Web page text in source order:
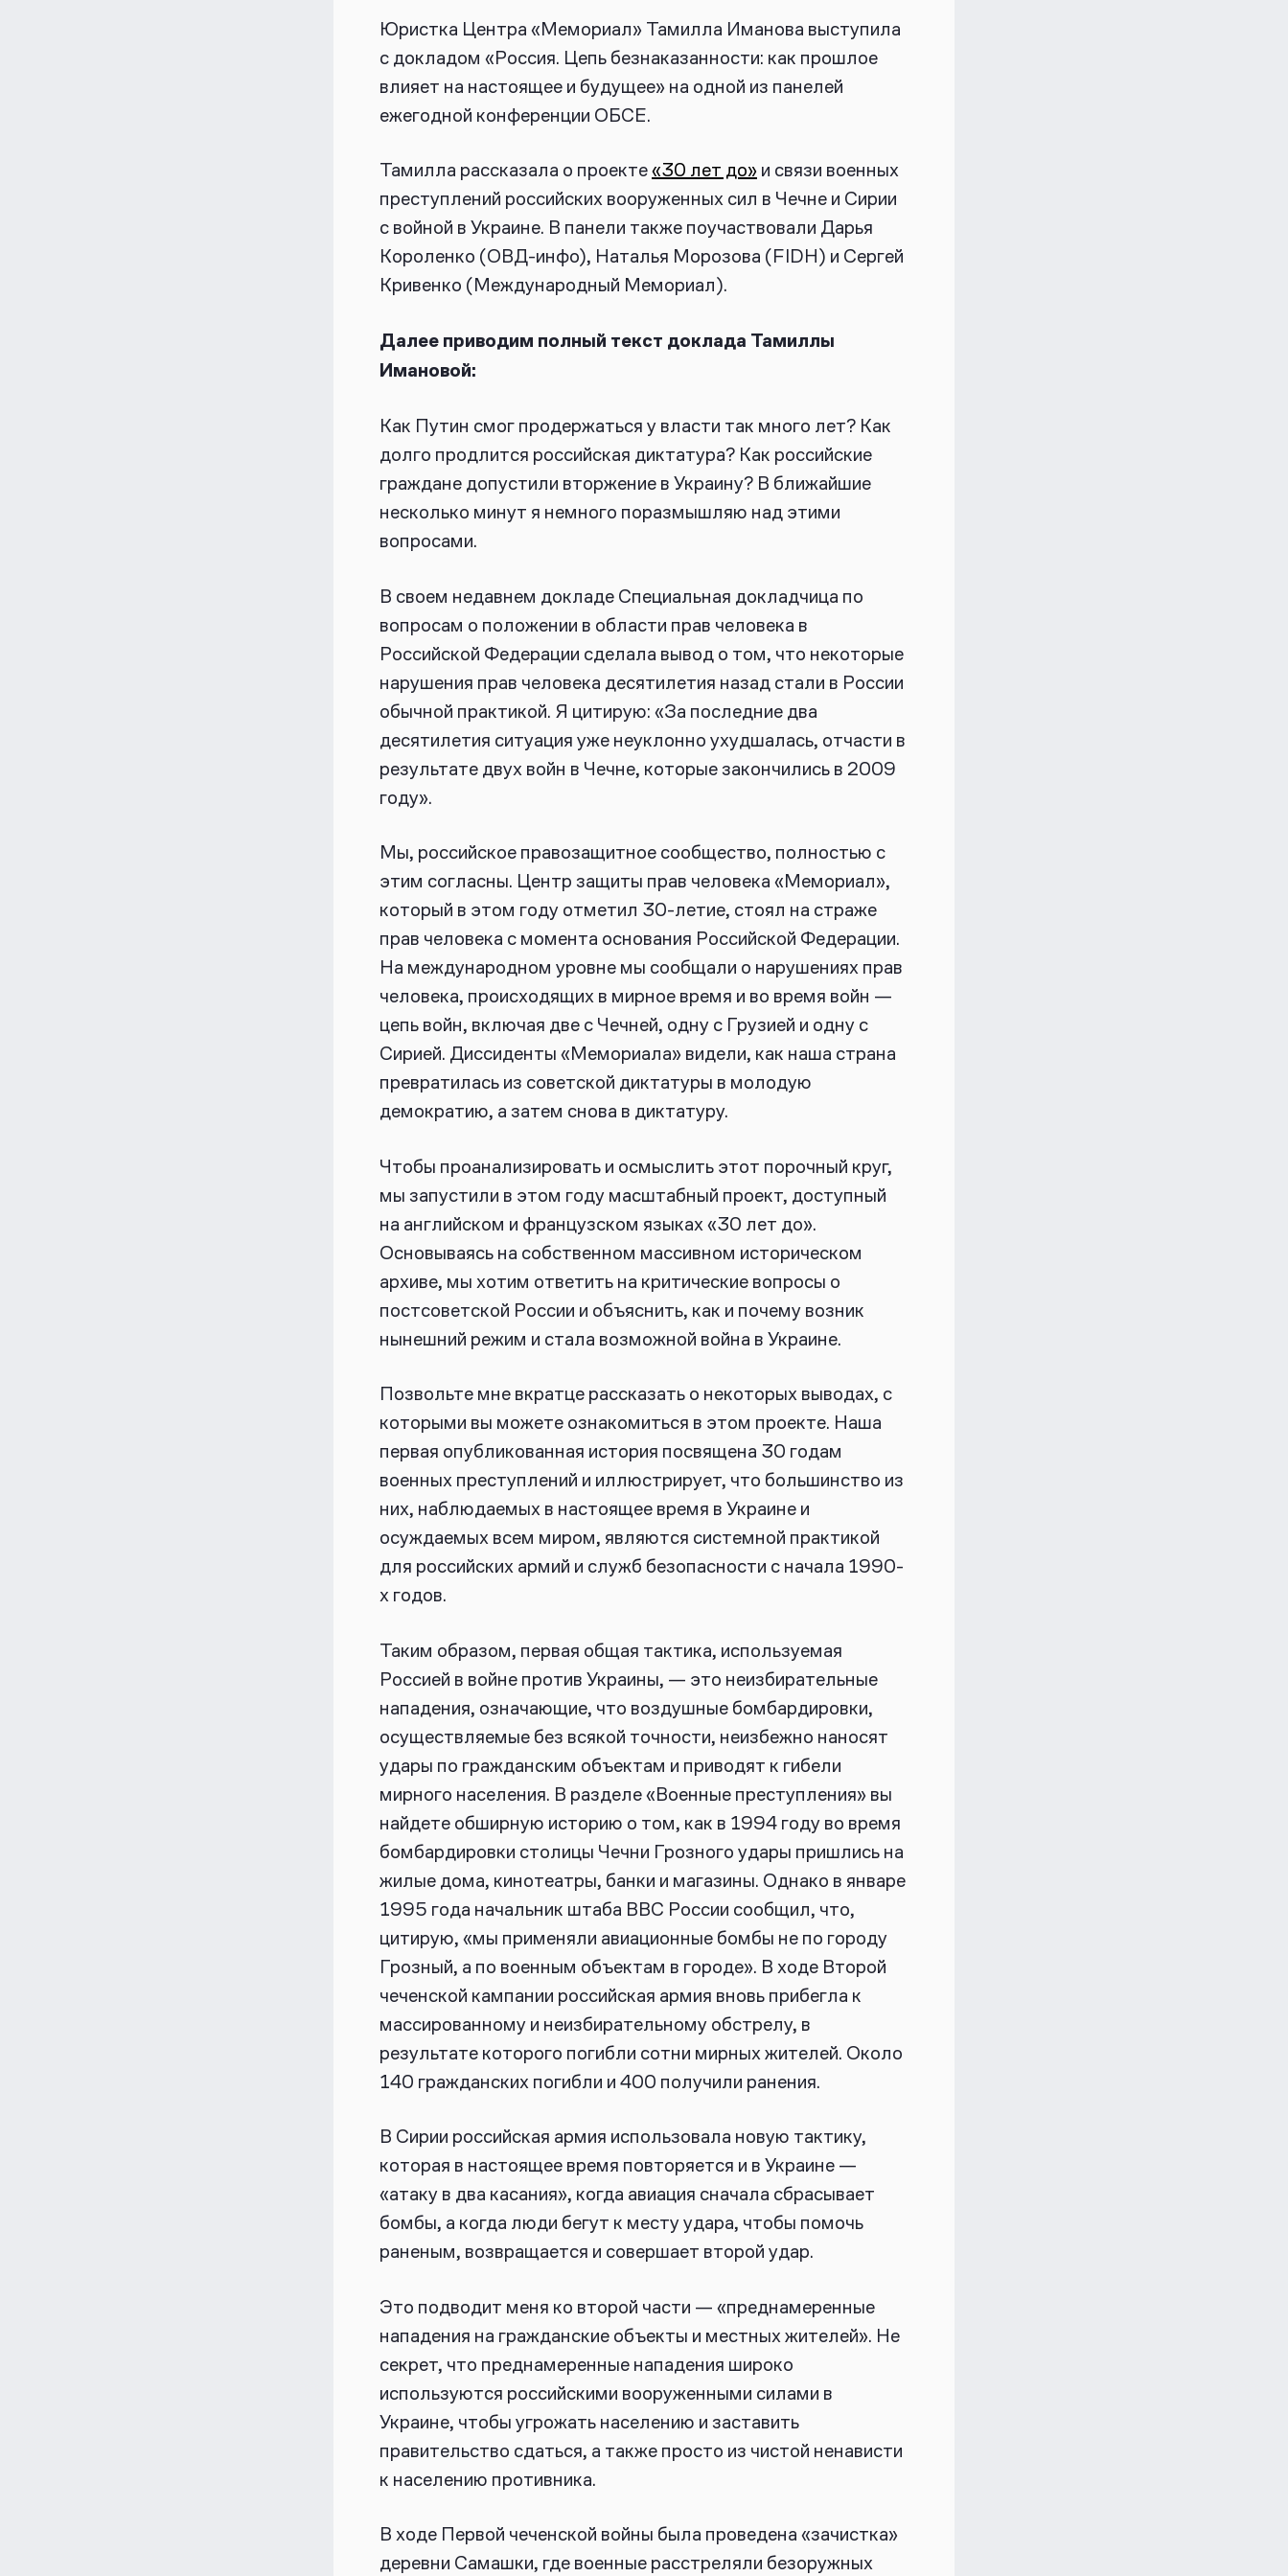
Юристка Центра «Мемориал» Тамилла Иманова выступила
с докладом «Россия. Цепь безнаказанности: как прошлое
влияет на настоящее и будущее» на одной из панелей
ежегодной конференции ОБСЕ.
Тамилла рассказала о проекте«30 лет до» и связи военных
преступлений российских вооруженных сил в Чечне и Сирии
с войной в Украине. В панели также поучаствовали Дарья
Короленко (ОВД-инфо), Наталья Морозова (FIDH) и Сергей
Кривенко (Международный Мемориал).
Далее приводим полный текст доклада Тамиллы
Имановой:
Как Путин смог продержаться у власти так много лет? Как
долго продлится российская диктатура? Как российские
граждане допустили вторжение в Украину? В ближайшие
несколько минут я немного поразмышляю над этими
вопросами.
В своем недавнем докладе Специальная докладчица по
вопросам о положении в области прав человека в
Российской Федерации сделала вывод о том, что некоторые
нарушения прав человека десятилетия назад стали в России
обычной практикой. Я цитирую: «За последние два
десятилетия ситуация уже неуклонно ухудшалась, отчасти в
результате двух войн в Чечне, которые закончились в 2009
году».
Мы, российское правозащитное сообщество, полностью с
этим согласны. Центр защиты прав человека «Мемориал»,
который в этом году отметил 30-летие, стоял на страже
прав человека с момента основания Российской Федерации.
На международном уровне мы сообщали о нарушениях прав
человека, происходящих в мирное время и во время войн —
цепь войн, включая две с Чечней, одну с Грузией и одну с
Сирией. Диссиденты «Мемориала» видели, как наша страна
превратилась из советской диктатуры в молодую
демократию, а затем снова в диктатуру.
Чтобы проанализировать и осмыслить этот порочный круг,
мы запустили в этом году масштабный проект, доступный
на английском и французском языках «30 лет до».
Основываясь на собственном массивном историческом
архиве, мы хотим ответить на критические вопросы о
постсоветской России и объяснить, как и почему возник
нынешний режим и стала возможной война в Украине.
Позвольте мне вкратце рассказать о некоторых выводах, с
которыми вы можете ознакомиться в этом проекте. Наша
первая опубликованная история посвящена 30 годам
военных преступлений и иллюстрирует, что большинство из
них, наблюдаемых в настоящее время в Украине и
осуждаемых всем миром, являются системной практикой
для российских армий и служб безопасности с начала 1990-
х годов.
Таким образом, первая общая тактика, используемая
Россией в войне против Украины, — это неизбирательные
нападения, означающие, что воздушные бомбардировки,
осуществляемые без всякой точности, неизбежно наносят
удары по гражданским объектам и приводят к гибели
мирного населения. В разделе «Военные преступления» вы
найдете обширную историю о том, как в 1994 году во время
бомбардировки столицы Чечни Грозного удары пришлись на
жилые дома, кинотеатры, банки и магазины. Однако в январе
1995 года начальник штаба ВВС России сообщил, что,
цитирую, «мы применяли авиационные бомбы не по городу
Грозный, а по военным объектам в городе». В ходе Второй
чеченской кампании российская армия вновь прибегла к
массированному и неизбирательному обстрелу, в
результате которого погибли сотни мирных жителей. Около
140 гражданских погибли и 400 получили ранения.
В Сирии российская армия использовала новую тактику,
которая в настоящее время повторяется и в Украине —
«атаку в два касания», когда авиация сначала сбрасывает
бомбы, а когда люди бегут к месту удара, чтобы помочь
раненым, возвращается и совершает второй удар.
Это подводит меня ко второй части — «преднамеренные
нападения на гражданские объекты и местных жителей». Не
секрет, что преднамеренные нападения широко
используются российскими вооруженными силами в
Украине, чтобы угрожать населению и заставить
правительство сдаться, а также просто из чистой ненависти
к населению противника.
В ходе Первой чеченской войны была проведена «зачистка»
деревни Самашки, где военные расстреляли безоружных